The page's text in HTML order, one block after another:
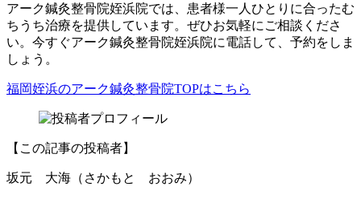
アーク鍼灸整骨院姪浜院では、患者様一人ひとりに合ったむ
ちうち治療を提供しています。ぜひお気軽にご相談くださ
い。今すぐアーク鍼灸整骨院姪浜院に電話して、予約をしま
しょう。
福岡姪浜のアーク鍼灸整骨院TOPはこちら
【この記事の投稿者】
坂元 大海（さかもと おおみ）